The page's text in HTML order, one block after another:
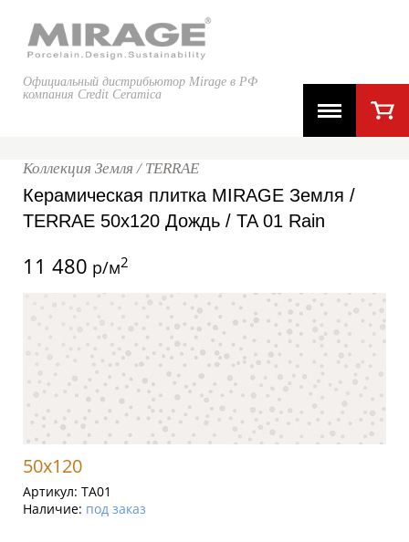
Официальный дистрибьютор Mirage в РФ
компания Credit Ceramica
Коллекция Земля / TERRAE
Керамическая плитка MIRAGE Земля /
TERRAE 50x120 Дождь / TA 01 Rain
11 480 р/м2
50x120
Артикул: TA01
Наличие: под заказ